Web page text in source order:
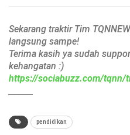
Sekarang traktir Tim
langsung sampe!
Terima kasih ya sudah
kehangatan :)
https://sociabuzz.com/tqnn/
pendidikan